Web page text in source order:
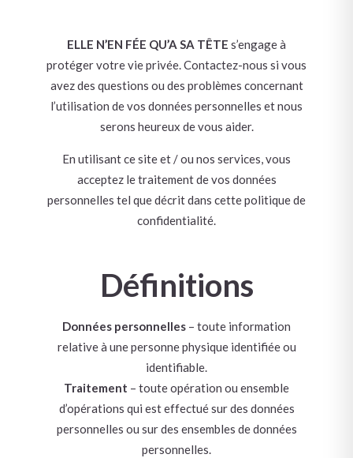
ELLE N’EN FÉE QU’A SA TÊTE s’engage à
protéger votre vie privée. Contactez-nous si vous
avez des questions ou des problèmes concernant
l’utilisation de vos données personnelles et nous
serons heureux de vous aider.
En utilisant ce site et / ou nos services, vous
acceptez le traitement de vos données
personnelles tel que décrit dans cette politique de
confidentialité.
Définitions
Données personnelles – toute information
relative à une personne physique identifiée ou
identifiable.
Traitement – toute opération ou ensemble
d’opérations qui est effectué sur des données
personnelles ou sur des ensembles de données
personnelles.